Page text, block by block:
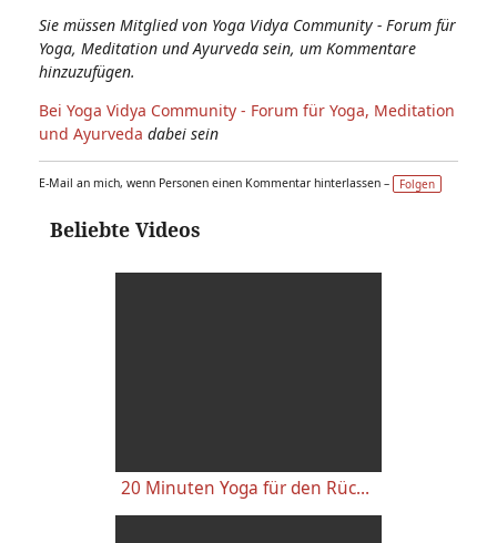
Sie müssen Mitglied von Yoga Vidya Community - Forum für
Yoga, Meditation und Ayurveda sein, um Kommentare
hinzuzufügen.
Bei Yoga Vidya Community - Forum für Yoga, Meditation
und Ayurveda dabei sein
E-Mail an mich, wenn Personen einen Kommentar hinterlassen – Folgen
Beliebte Videos
20 Minuten Yoga für den Rücken - Anfänger-Level